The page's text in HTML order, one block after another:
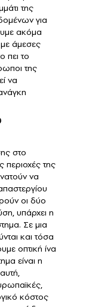
της
για
ακόμα
άμεσες
πει το
της
να
στο
περιοχές της
να
οι δύο
υπάρχει η
Σε μια
και τόσα
οπτική ίνα
είναι η
κόστος